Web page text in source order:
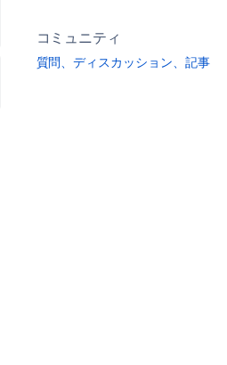
コミュニティ
質問、ディスカッション、記事